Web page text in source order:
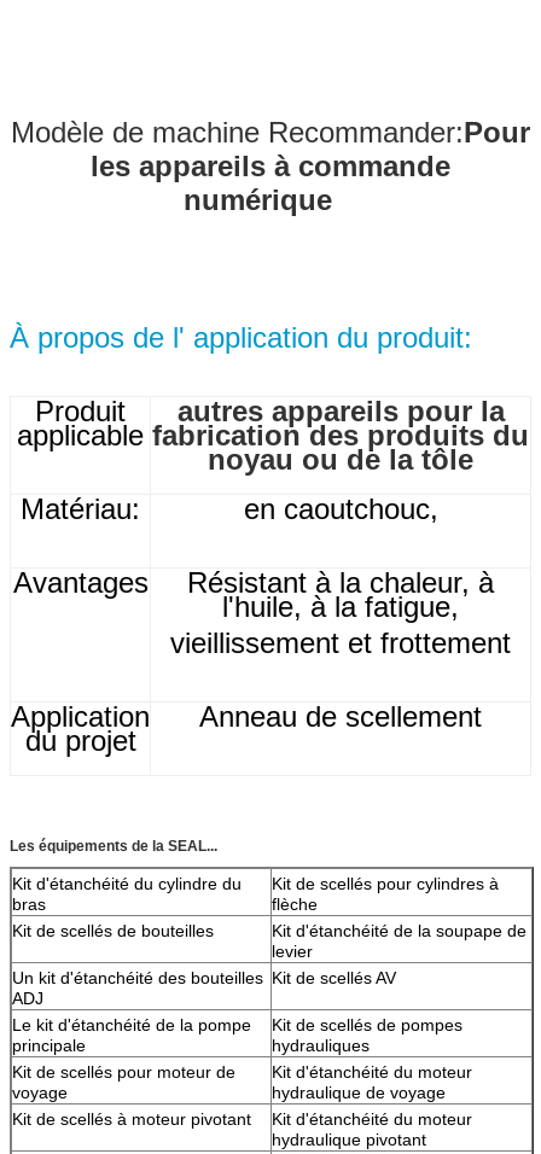
Modèle de machine Recommander:Pour
les appareils à commande
numérique
À propos de l' application du produit:
Produit
applicable
autres appareils pour la
fabrication des produits du
noyau ou de la tôle
Matériau:
en caoutchouc,
Avantages Résistant à la chaleur, à
l'huile, à la fatigue,
vieillissement et frottement
Application
du projet
Anneau de scellement
Les équipements de la SEAL...
Kit d'étanchéité du cylindre du
bras
Kit de scellés pour cylindres à
flèche
Kit de scellés de bouteilles
Kit d'étanchéité de la soupape de
levier
Un kit d'étanchéité des bouteilles
ADJ
Kit de scellés AV
Le kit d'étanchéité de la pompe
principale
Kit de scellés de pompes
hydrauliques
Kit de scellés pour moteur de
voyage
Kit d'étanchéité du moteur
hydraulique de voyage
Kit de scellés à moteur pivotant
Kit d'étanchéité du moteur
hydraulique pivotant